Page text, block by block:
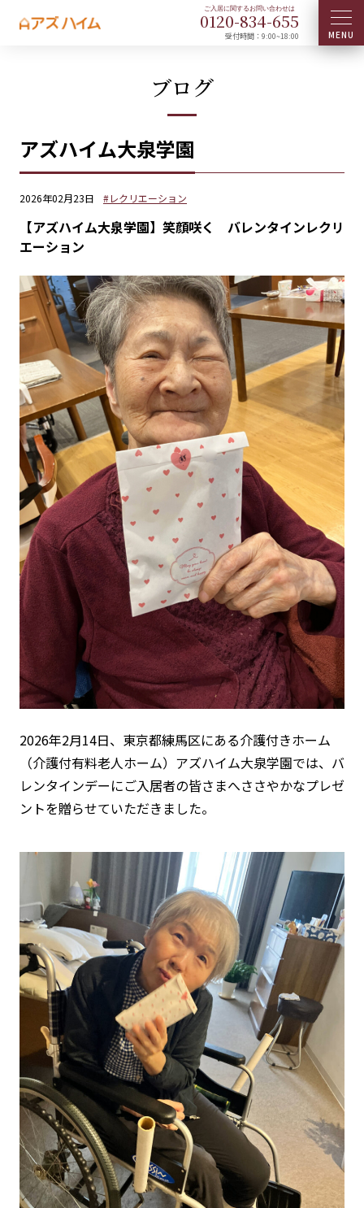
0120-834-655
受付時間：9:00~18:00
ブログ
アズハイム大泉学園
2026年02月23日 #レクリエーション
【アズハイム大泉学園】笑顔咲く バレンタインレクリ
エーション
2026年2月14日、東京都練馬区にある介護付きホーム
（介護付有料老人ホーム）アズハイム大泉学園では、バ
レンタインデーにご入居者の皆さまへささやかなプレゼ
ントを贈らせていただきました。